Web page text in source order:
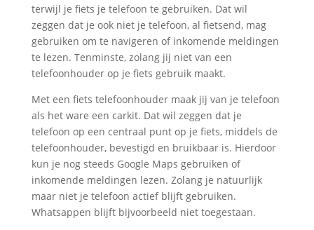
terwijl je fiets je telefoon te gebruiken. Dat wil
zeggen dat je ook niet je telefoon, al fietsend, mag
gebruiken om te navigeren of inkomende meldingen
te lezen. Tenminste, zolang jij niet van een
telefoonhouder op je fiets gebruik maakt.
Met een fiets telefoonhouder maak jij van je telefoon
als het ware een carkit. Dat wil zeggen dat je
telefoon op een centraal punt op je fiets, middels de
telefoonhouder, bevestigd en bruikbaar is. Hierdoor
kun je nog steeds Google Maps gebruiken of
inkomende meldingen lezen. Zolang je natuurlijk
maar niet je telefoon actief blijft gebruiken.
Whatsappen blijft bijvoorbeeld niet toegestaan.